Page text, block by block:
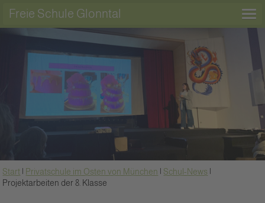
Freie Schule Glonntal
Start Privatschule im Osten von München Schul-News
Projektarbeiten der 8. Klasse